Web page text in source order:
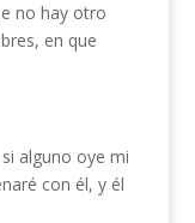
no hay otro
en que
alguno oye mi
con él, y él